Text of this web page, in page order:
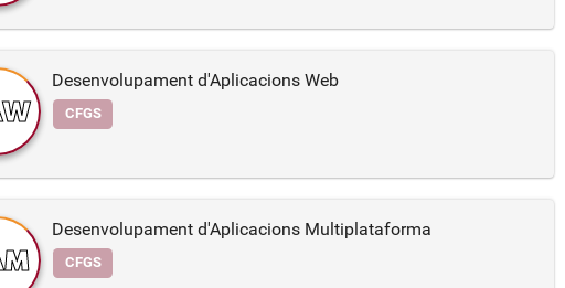
Desenvolupament d'Aplicacions Web
CFGS
Desenvolupament d'Aplicacions Multiplataforma
CFGS